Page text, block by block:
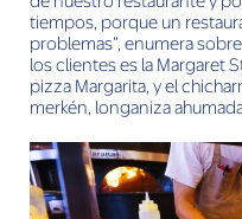
tiempos, porque un
problemas”, enumera
los clientes es la Margaret
pizza Margarita, y el
merkén, longaniza